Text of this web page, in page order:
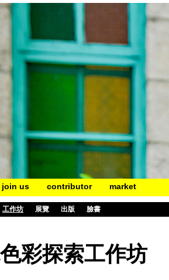
join us contributor market
工作坊 展覽 出版 臉書
彩探索工作坊